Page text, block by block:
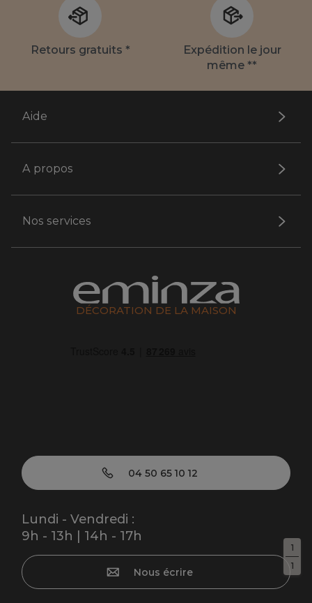
1
1
Retours gratuits *
Expédition le jour
même **
Aide
A propos
Nos services
DÉCORATION DE LA MAISON
04 50 65 10 12
Lundi - Vendredi :
9h - 13h | 14h - 17h
Nous écrire